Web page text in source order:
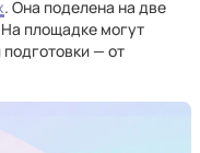
. Она поделена на две
площадке могут
— от